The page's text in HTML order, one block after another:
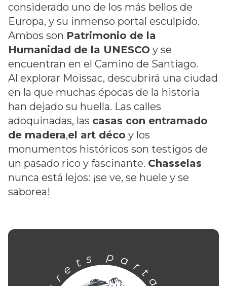
considerado uno de los más bellos de
Europa, y su inmenso portal esculpido.
Ambos son Patrimonio de la
Humanidad de la UNESCO y se
encuentran en el Camino de Santiago.
Al explorar Moissac, descubrirá una ciudad
en la que muchas épocas de la historia
han dejado su huella. Las calles
adoquinadas, las casas con entramado
de madera,el art déco y los
monumentos históricos son testigos de
un pasado rico y fascinante. Chasselas
nunca está lejos: ¡se ve, se huele y se
saborea!